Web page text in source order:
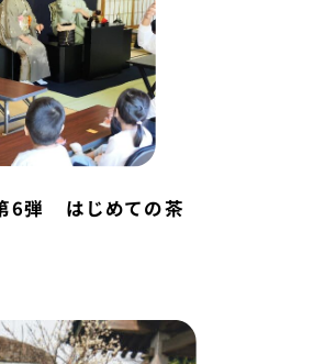
6弾 はじめての茶